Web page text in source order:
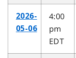
2026-
05-06
4:00
pm
EDT